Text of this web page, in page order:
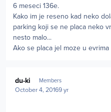
6 meseci 136e.
Kako im je reseno kad neko
parking koji se ne placa neko
nesto malo...
Ako se placa jel moze u evrima
du-ki Members
October 4, 20169 yr